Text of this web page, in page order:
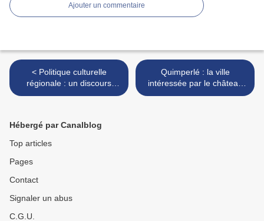
Ajouter un commentaire
< Politique culturelle
régionale : un discours
offensif de Jean-Michel Le
Quimperlé : la ville
intéressée par le château
de Keransquer >
Hébergé par Canalblog
Top articles
Pages
Contact
Signaler un abus
C.G.U.